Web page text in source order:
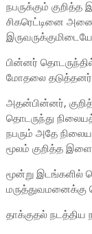
நபருக்கும்
சிகரெட்டினை
பின்னர்
மோதலை
அதன்பின்னர்,
தொடருந்து
நபரும் அதே
மூலம் குறித்த
மூன்று இடங்களில்
தாக்குதல் நடத்திய